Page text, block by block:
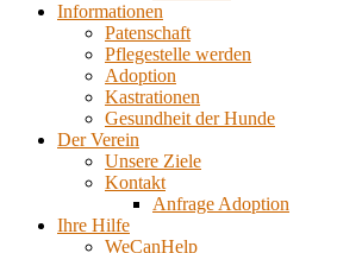
Tierschutz
Informationen
Patenschaft
Pflegestelle werden
Adoption
Kastrationen
Gesundheit der Hunde
Der Verein
Unsere Ziele
Kontakt
Anfrage Adoption
Ihre Hilfe
WeCanHelp